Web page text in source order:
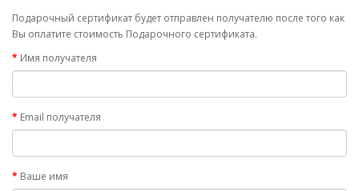
Подарочный сертификат будет отправлен получателю после того как
Вы оплатите стоимость Подарочного сертификата.
Имя получателя
Email получателя
Ваше имя